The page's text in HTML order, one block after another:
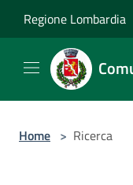
Regione Lombardia
Home > Ricerca